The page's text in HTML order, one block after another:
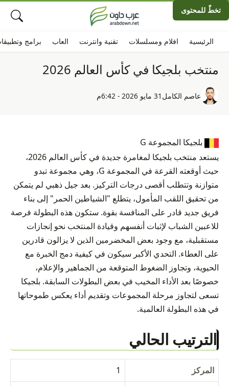
تخطّ للمحتوى
الرئيسية افلام ومسلسلات تقنية وانترنت العاب برامج
منتخب بلجيكا في كأس العالم 2026
عاصم الكامل 31 مايو 2026 - 6:42م
بلجيكا المجموعة G
يستعد منتخب بلجيكا لمغامرة جديدة في كأس العالم 2026،
حيث أوقعته القرعة في المجموعة G، وهي مجموعة تبدو
متوازنة وتتطلب أقصى درجات التركيز. بعد جيل ذهبي لم يتمكن
من تحقيق اللقب المأمول، يتطلع "الشياطين الحمر" إلى بناء
فريق جديد قادر على المنافسة بقوة. ستكون هذه البطولة فرصة
للاعبين الشباب لإثبات أنفسهم وقيادة المنتخب نحو إنجازات
مستقبلية، مع وجود بعض المخضرمين الذين لا يزالون قادرين
على العطاء. التحدي الأكبر سيكون في كيفية دمج الخبرة مع
الحيوية، وتجاوز الضغوط المتوقعة من الجماهير والإعلام،
خصوصًا بعد الأداء المخيب في بعض البطولات السابقة. بلجيكا
تسعى لتجاوز مرحلة المجموعات وتقديم أداء يعكس طموحاتها
في هذه البطولة العالمية.
الترتيب الحالي
المركز
1